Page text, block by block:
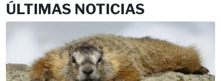
ÚLTIMAS NOTICIAS